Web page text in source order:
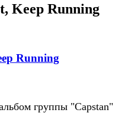
Keep Running
Running
группы "Capstan"